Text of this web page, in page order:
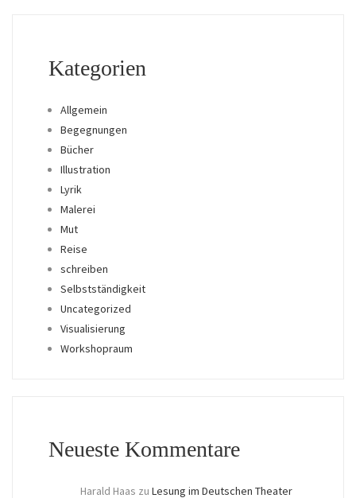
Kategorien
Allgemein
Begegnungen
Bücher
Illustration
Lyrik
Malerei
Mut
Reise
schreiben
Selbstständigkeit
Uncategorized
Visualisierung
Workshopraum
Neueste Kommentare
Harald Haas zu Lesung im Deutschen Theater